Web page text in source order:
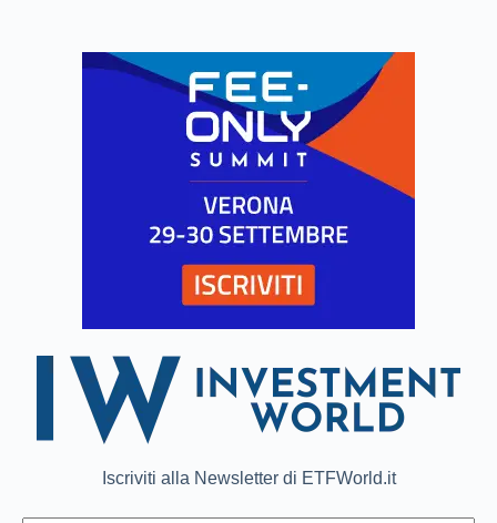
Iscriviti alla Newsletter di ETFWorld.it